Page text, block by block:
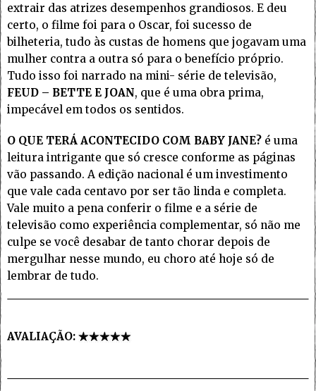
extrair das atrizes desempenhos grandiosos. E deu
certo, o filme foi para o Oscar, foi sucesso de
bilheteria, tudo às custas de homens que jogavam uma
mulher contra a outra só para o benefício próprio.
Tudo isso foi narrado na mini- série de televisão,
FEUD – BETTE E JOAN, que é uma obra prima,
impecável em todos os sentidos.
O QUE TERÁ ACONTECIDO COM BABY JANE? é uma
leitura intrigante que só cresce conforme as páginas
vão passando. A edição nacional é um investimento
que vale cada centavo por ser tão linda e completa.
Vale muito a pena conferir o filme e a série de
televisão como experiência complementar, só não me
culpe se você desabar de tanto chorar depois de
mergulhar nesse mundo, eu choro até hoje só de
lembrar de tudo.
AVALIAÇÃO: